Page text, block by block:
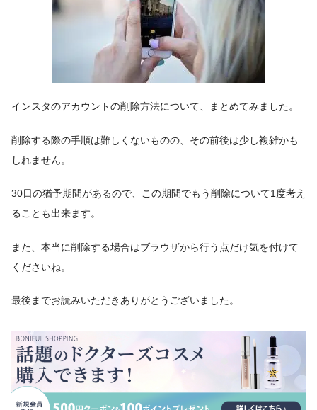
インスタのアカウントの削除方法について、まとめてみました。
削除する際の手順は難しくないものの、その前後は少し複雑かも
しれません。
30日の猶予期間があるので、この期間でもう削除について1度考え
ることも出来ます。
また、本当に削除する場合はブラウザから行う点だけ気を付けて
くださいね。
最後までお読みいただきありがとうございました。